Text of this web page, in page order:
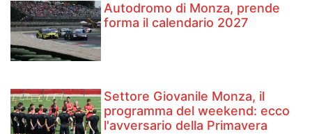
Autodromo di Monza, prende
forma il calendario 2027
Settore Giovanile Monza, il
programma del weekend: ecco
l'avversario della Primavera